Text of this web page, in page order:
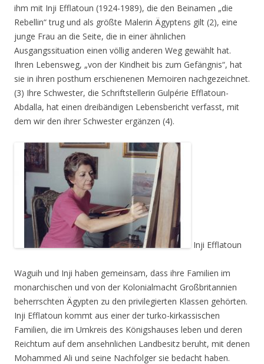
ihm mit Inji Efflatoun (1924-1989), die den Beinamen „die
Rebellin“ trug und als größte Malerin Ägyptens gilt (2), eine
junge Frau an die Seite, die in einer ähnlichen
Ausgangssituation einen völlig anderen Weg gewählt hat.
Ihren Lebensweg, „von der Kindheit bis zum Gefängnis“, hat
sie in ihren posthum erschienenen Memoiren nachgezeichnet.
(3) Ihre Schwester, die Schriftstellerin Gulpérie Efflatoun-
Abdalla, hat einen dreibändigen Lebensbericht verfasst, mit
dem wir den ihrer Schwester ergänzen (4).
Inji Efflatoun
Waguih und Inji haben gemeinsam, dass ihre Familien im
monarchischen und von der Kolonialmacht Großbritannien
beherrschten Ägypten zu den privilegierten Klassen gehörten.
Inji Efflatoun kommt aus einer der turko-kirkassischen
Familien, die im Umkreis des Königshauses leben und deren
Reichtum auf dem ansehnlichen Landbesitz beruht, mit denen
Mohammed Ali und seine Nachfolger sie bedacht haben.